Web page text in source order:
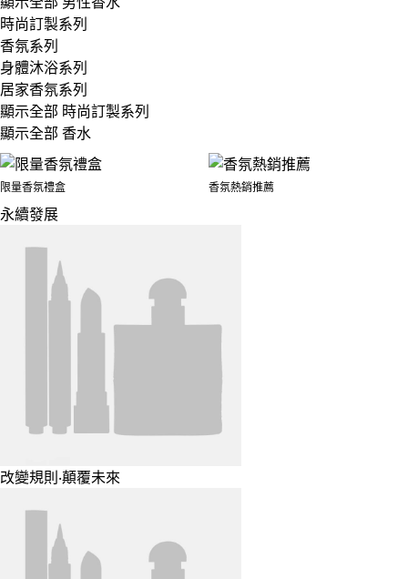
時尚訂製系列
香氛系列
身體沐浴系列
居家香氛系列
顯示全部 時尚訂製系列
顯示全部 香水
限量香氛禮盒 香氛熱銷推薦
永續發展
改變規則‧顛覆未來